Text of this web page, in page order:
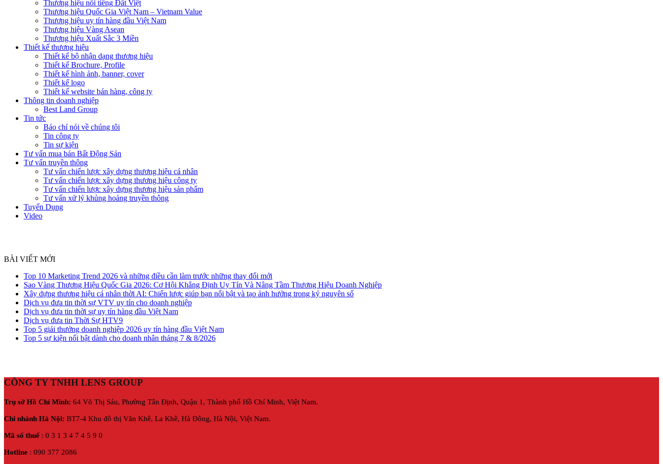
Thương hiệu nổi tiếng Đất Việt
Thương hiệu Quốc Gia Việt Nam – Vietnam Value
Thương hiệu uy tín hàng đầu Việt Nam
Thương hiệu Vàng Asean
Thương hiệu Xuất Sắc 3 Miền
Thiết kế thương hiệu
Thiết kế bộ nhận dạng thương hiệu
Thiết kế Brochure, Profile
Thiết kế hình ảnh, banner, cover
Thiết kế logo
Thiết kế website bán hàng, công ty
Thông tin doanh nghiệp
Best Land Group
Tin tức
Báo chí nói về chúng tôi
Tin công ty
Tin sự kiện
Tư vấn mua bán Bất Động Sản
Tư vấn truyền thông
Tư vấn chiến lược xây dựng thương hiệu cá nhân
Tư vấn chiến lược xây dựng thương hiệu công ty
Tư vấn chiến lược xây dựng thương hiệu sản phẩm
Tư vấn xử lý khủng hoảng truyền thông
Tuyển Dụng
Video
BÀI VIẾT MỚI
Top 10 Marketing Trend 2026 và những điều cần làm trước những thay đổi mới
Sao Vàng Thương Hiệu Quốc Gia 2026: Cơ Hội Khẳng Định Uy Tín Và Nâng Tầm Thương Hiệu Doanh Nghiệp
Xây dựng thương hiệu cá nhân thời AI: Chiến lược giúp bạn nổi bật và tạo ảnh hưởng trong kỷ nguyên số
Dịch vụ đưa tin thời sự VTV uy tín cho doanh nghiệp
Dịch vụ đưa tin thời sự uy tín hàng đầu Việt Nam
Dịch vụ đưa tin Thời Sự HTV9
Top 5 giải thưởng doanh nghiệp 2026 uy tín hàng đầu Việt Nam
Top 5 sự kiện nổi bật dành cho doanh nhân tháng 7 & 8/2026
CÔNG TY TNHH LENS GROUP
Trụ sở Hồ Chí Minh: 64 Võ Thị Sáu, Phường Tân Định, Quận 1, Thành phố Hồ Chí Minh, Việt Nam.
Chi nhánh Hà Nội: BT7-4 Khu đô thị Văn Khê, La Khê, Hà Đông, Hà Nội, Việt Nam.
Mã số thuế: 0 3 1 3 4 7 4 5 9 0
Hotline : 090 377 2086